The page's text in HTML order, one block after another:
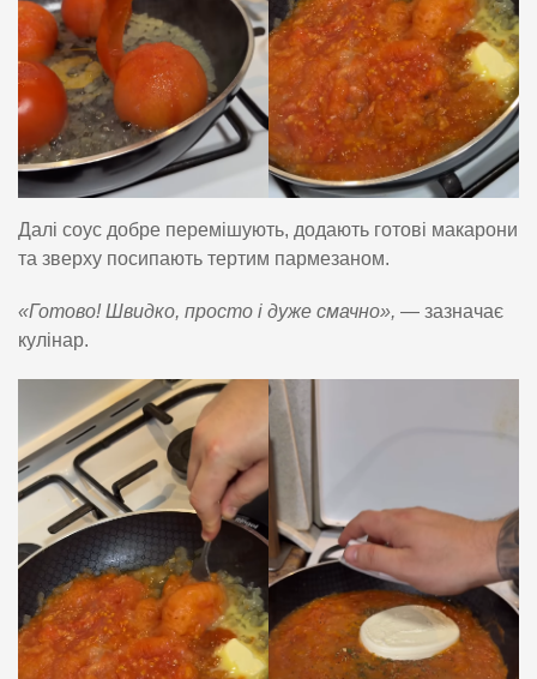
Далі соус добре перемішують, додають готові макарони
та зверху посипають тертим пармезаном.
«Готово! Швидко, просто і дуже смачно», — зазначає
кулінар.